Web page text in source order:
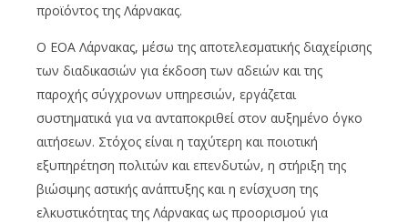
προϊόντος της Λάρνακας.
Ο ΕΟΑ Λάρνακας, μέσω της αποτελεσματικής διαχείρισης
των διαδικασιών για έκδοση των αδειών και της
παροχής σύγχρονων υπηρεσιών, εργάζεται
συστηματικά για να ανταποκριθεί στον αυξημένο όγκο
αιτήσεων. Στόχος είναι η ταχύτερη και ποιοτική
εξυπηρέτηση πολιτών και επενδυτών, η στήριξη της
βιώσιμης αστικής ανάπτυξης και η ενίσχυση της
ελκυστικότητας της Λάρνακας ως προορισμού για